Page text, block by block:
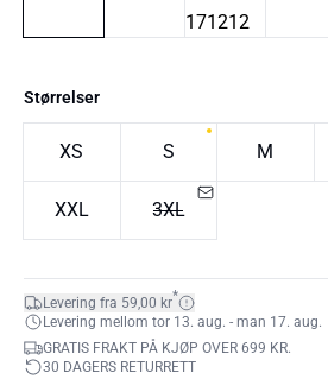
Størrelser
XS S M
XXL 3XL
Levering fra 59,00 kr*
Levering mellom tor 13. aug. - man 17. aug.
GRATIS FRAKT PÅ KJØP OVER 699 KR.
30 DAGERS RETURRETT